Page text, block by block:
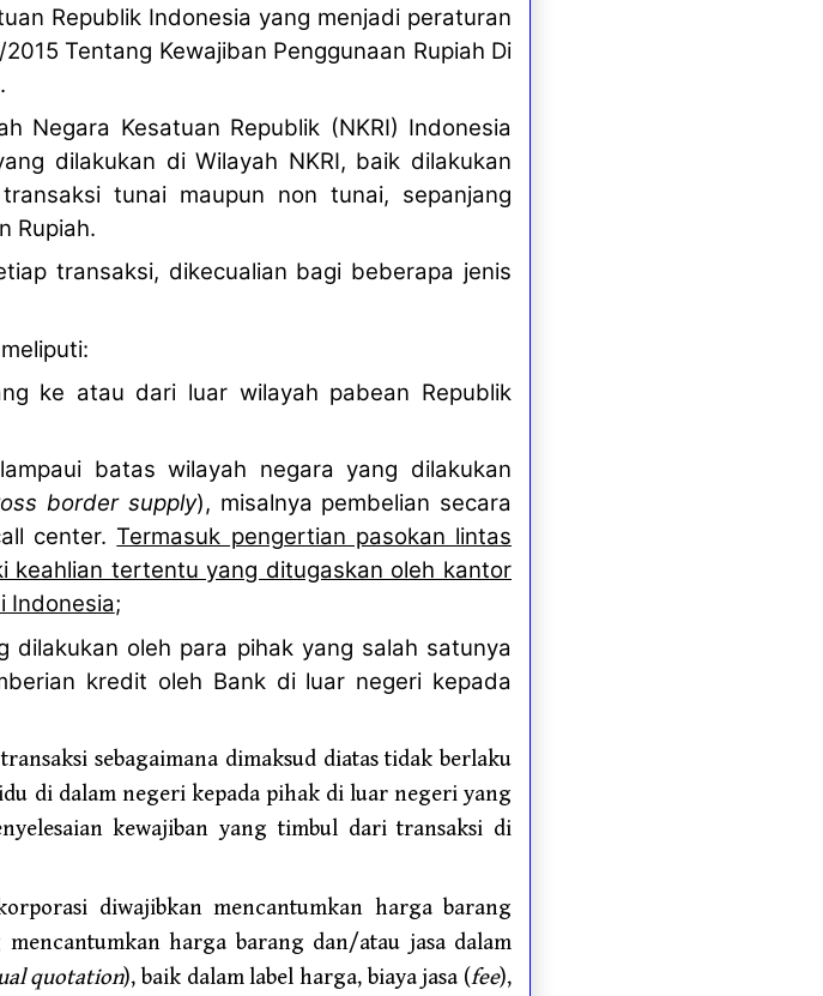
Republik Indonesia yang menjadi peraturan
Tentang Kewajiban Penggunaan Rupiah Di
Negara Kesatuan Republik (NKRI) Indonesia
dilakukan di Wilayah NKRI, baik dilakukan
tunai maupun non tunai, sepanjang
Rupiah.
transaksi, dikecualian bagi beberapa jenis
ke atau dari luar wilayah pabean Republik
batas wilayah negara yang dilakukan
border supply), misalnya pembelian secara
center.Termasuk pengertian pasokan lintas
keahlian tertentu yang ditugaskan oleh kantor
Indonesia;
dilakukan oleh para pihak yang salah satunya
kredit oleh Bank di luar negeri kepada
sebagaimana dimaksud diatas tidak berlaku
di dalam negeri kepada pihak di luar negeri yang
kewajiban yang timbul dari transaksi di
diwajibkan mencantumkan harga barang
harga barang dan/atau jasa dalam
quotation), baik dalam label harga, biaya jasa (fee),